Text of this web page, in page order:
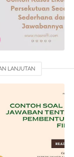
LANJUTAN